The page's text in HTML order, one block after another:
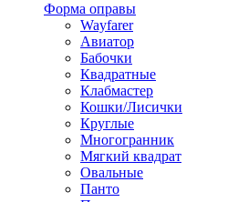
Форма оправы
Wayfarer
Авиатор
Бабочки
Квадратные
Клабмастер
Кошки/Лисички
Круглые
Многогранник
Мягкий квадрат
Овальные
Панто